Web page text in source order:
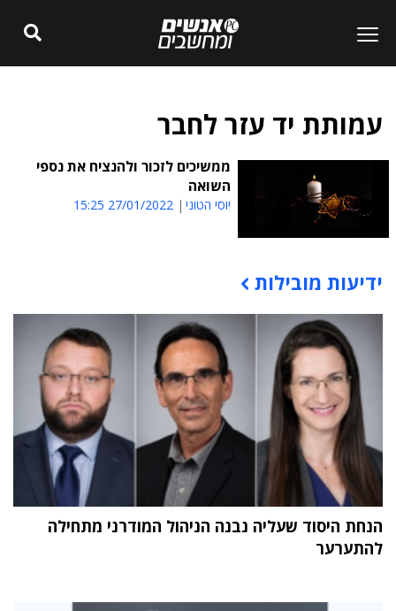
עמותת יד עזר לחבר
ממשיכים לזכור ולהנציח את נספי
השואה
יוסי הטוני 27/01/2022 15:25
תוכן פרסומי
ידיעות מובילות
הנחת היסוד שעליה נבנה הניהול המודרני מתחילה
להתערער